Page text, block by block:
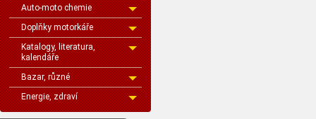
Auto-moto chemie
Doplňky motorkáře
Katalogy, literatura,
kalendáře
Bazar, různé
Energie, zdraví